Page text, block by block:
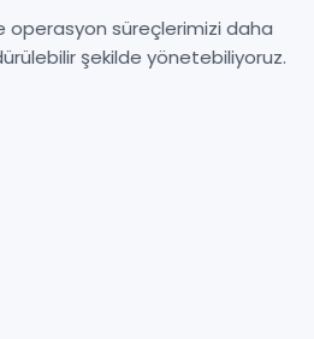
güvenle başladım, bugün
büyüyor.